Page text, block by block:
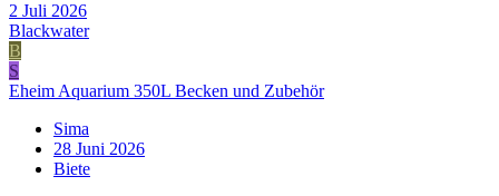
2 Juli 2026
Blackwater
B
S
Eheim Aquarium 350L Becken und Zubehör
Sima
28 Juni 2026
Biete